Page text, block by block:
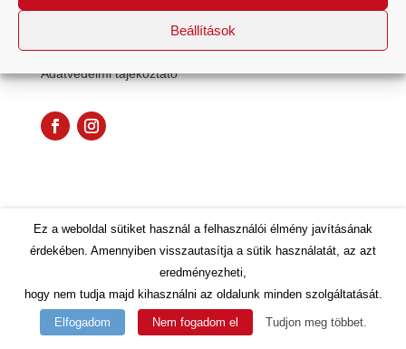
Beállítások
Adatvédelmi tájékoztató
designed byDirty Dot
Ez a weboldal sütiket használ a felhasználói élmény javításának
érdekében. Amennyiben visszautasítja a sütik használatát, az azt
eredményezheti,
hogy nem tudja majd kihasználni az oldalunk minden szolgáltatását.
Elfogadom Nem fogadom el Tudjon meg többet.